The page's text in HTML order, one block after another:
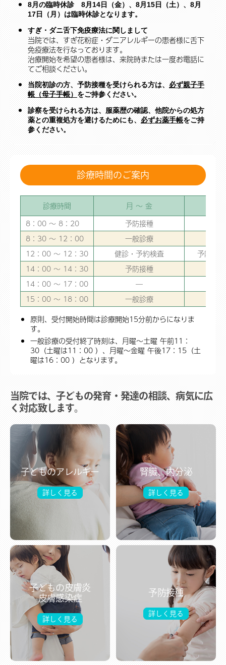
8月の臨時休診 8月14日（金）、8月15日（土）、8月
17日（月）は臨時休診となります。
すぎ・ダニ舌下免疫療法に関しまして
当院では、すぎ花粉症・ダニアレルギーの患者様に舌下
免疫療法を行なっております。
治療開始を希望の患者様は、来院時または一度お電話に
てご相談ください。
当院初診の方、予防接種を受けられる方は、必ず親子手
帳（母子手帳）をご持参ください。
診察を受けられる方は、服薬歴の確認、他院からの処方
薬との重複処方を避けるためにも、必ずお薬手帳をご持
参ください。
診療時間のご案内
診療時間
月 ～ 金
8：00 ～ 8：20
予防接種
8：30 ～ 12：00
一般診療
12：00 ～ 12：30
健診・予約検査
予防接
14：00 ～ 14：30
予防接種
14：00 ～ 17：00
―
15：00 ～ 18：00
一般診療
原則、受付開始時間は診療開始15分前からになりま
す。
一般診療の受付終了時刻は、月曜～土曜 午前11：
30（土曜は11：00 ）、月曜～金曜 午後17：15（土
曜は16：00 ）となります。
当院では、子どもの発育・発達の相談、病気に広
く対応致します。
子どものアレルギー
詳しく見る
腎臓、内分泌
詳しく見る
子どもの皮膚炎
皮膚感染症
詳しく見る
予防接種
詳しく見る